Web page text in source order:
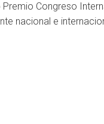
Premio Congreso
nacional e